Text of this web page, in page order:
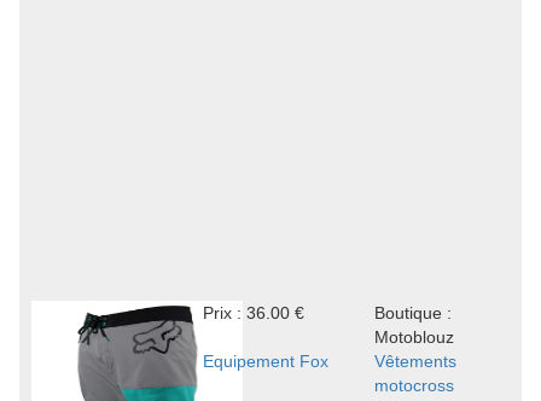
Prix : 36.00 €
Boutique :
Motoblouz
Equipement Fox
Vêtements
motocross